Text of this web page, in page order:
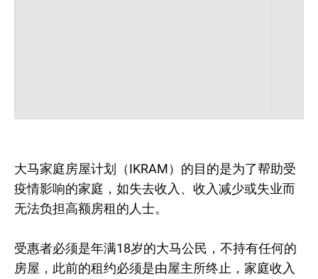
大马家庭房屋计划（IKRAM）的目的是为了帮助受
疫情影响的家庭，如失去收入、收入减少或失业而
无法负担高额房租的人士。
受惠者必须是年满18岁的大马公民，不持有任何的
房屋，此前的租约必须是由屋主所终止，家庭收入